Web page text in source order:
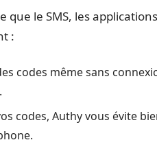
le SMS, les
:
codes même sans
codes, Authy vous évite